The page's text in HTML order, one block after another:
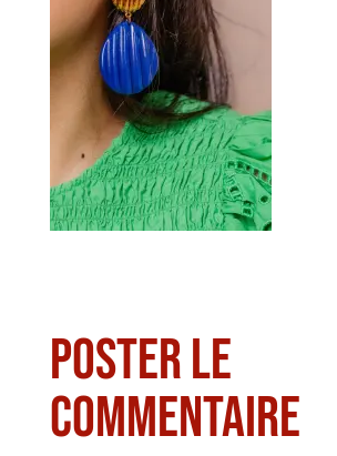
Poster le
commentaire